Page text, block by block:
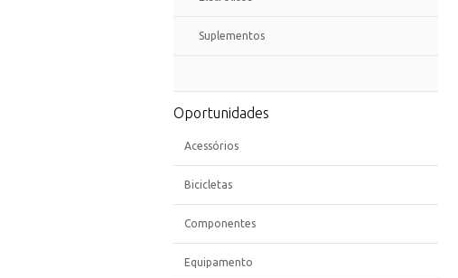
Suplementos
Oportunidades
Acessórios
Bicicletas
Componentes
Equipamento